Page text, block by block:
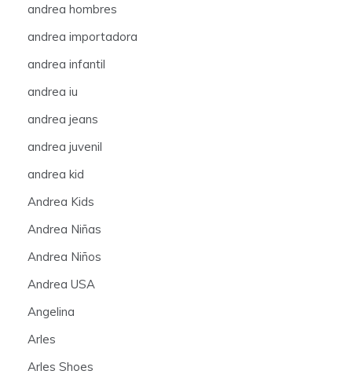
andrea hombres
andrea importadora
andrea infantil
andrea iu
andrea jeans
andrea juvenil
andrea kid
Andrea Kids
Andrea Niñas
Andrea Niños
Andrea USA
Angelina
Arles
Arles Shoes